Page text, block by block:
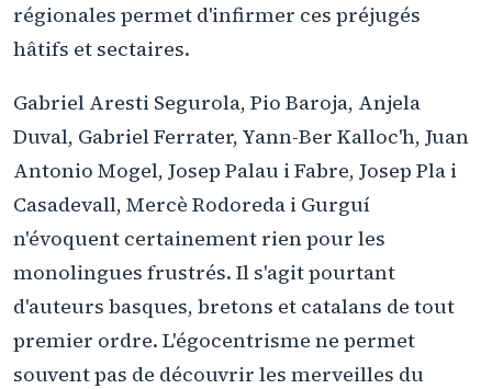
régionales permet d'infirmer ces préjugés
hâtifs et sectaires.
Gabriel Aresti Segurola, Pio Baroja, Anjela
Duval, Gabriel Ferrater, Yann-Ber Kalloc'h, Juan
Antonio Mogel, Josep Palau i Fabre, Josep Pla i
Casadevall, Mercè Rodoreda i Gurguí
n'évoquent certainement rien pour les
monolingues frustrés. Il s'agit pourtant
d'auteurs basques, bretons et catalans de tout
premier ordre. L'égocentrisme ne permet
souvent pas de découvrir les merveilles du